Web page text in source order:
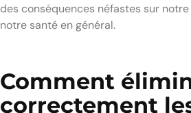
des conséquences néfastes sur
notre santé en général.
Comment
correctement